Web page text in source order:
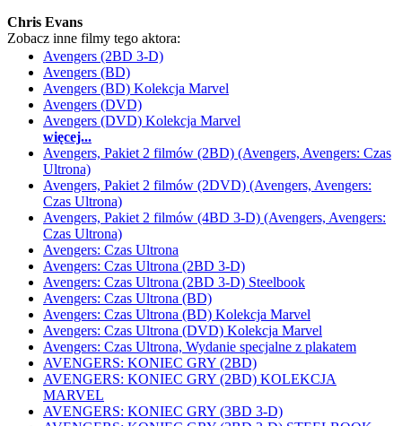
Chris Evans
Zobacz inne filmy tego aktora:
Avengers (2BD 3-D)
Avengers (BD)
Avengers (BD) Kolekcja Marvel
Avengers (DVD)
Avengers (DVD) Kolekcja Marvel
więcej...
Avengers, Pakiet 2 filmów (2BD) (Avengers, Avengers: Czas
Ultrona)
Avengers, Pakiet 2 filmów (2DVD) (Avengers, Avengers:
Czas Ultrona)
Avengers, Pakiet 2 filmów (4BD 3-D) (Avengers, Avengers:
Czas Ultrona)
Avengers: Czas Ultrona
Avengers: Czas Ultrona (2BD 3-D)
Avengers: Czas Ultrona (2BD 3-D) Steelbook
Avengers: Czas Ultrona (BD)
Avengers: Czas Ultrona (BD) Kolekcja Marvel
Avengers: Czas Ultrona (DVD) Kolekcja Marvel
Avengers: Czas Ultrona, Wydanie specjalne z plakatem
AVENGERS: KONIEC GRY (2BD)
AVENGERS: KONIEC GRY (2BD) KOLEKCJA
MARVEL
AVENGERS: KONIEC GRY (3BD 3-D)